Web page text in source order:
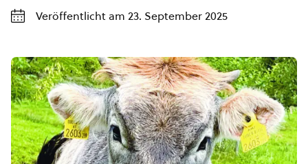
Veröffentlicht am 23. September 2025